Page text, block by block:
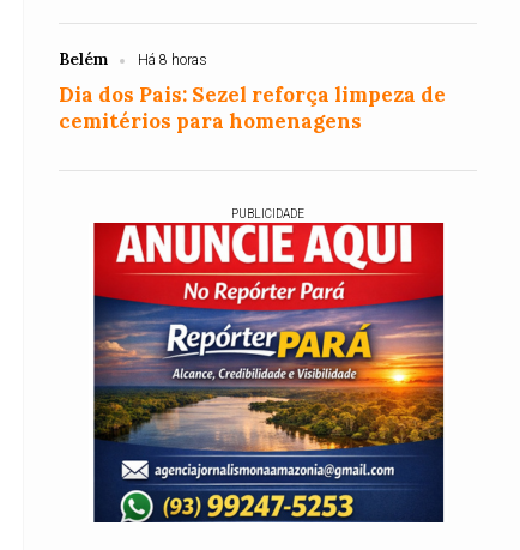
Belém Há 8 horas
Dia dos Pais: Sezel reforça limpeza de
cemitérios para homenagens
PUBLICIDADE